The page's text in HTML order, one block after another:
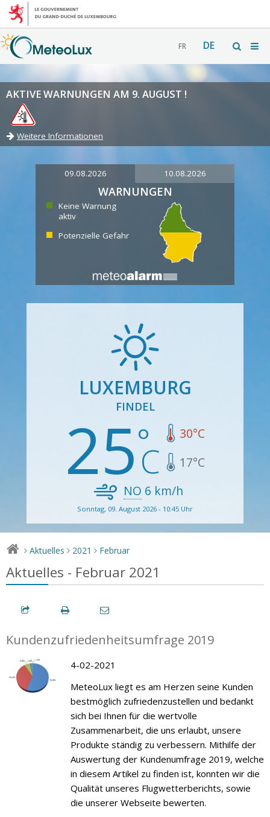
FR DE
AKTIVE WARNUNGEN AM 9. AUGUST !
Weitere Informationen
09.08.2026 10.08.2026
WARNUNGEN
Keine Warnung
aktiv
Potenzielle Gefahr
LUXEMBURG
FINDEL
25 30°C
17°C
NO 6 km/h
Sonntag, 09. August 2026 - 10:45 Uhr
> Aktuelles > 2021 > Februar
Aktuelles - Februar 2021
Kundenzufriedenheitsumfrage 2019
4-02-2021
MeteoLux liegt es am Herzen seine Kunden
bestmöglich zufriedenzustellen und bedankt
sich bei Ihnen für die wertvolle
Zusammenarbeit, die uns erlaubt, unsere
Produkte ständig zu verbessern. Mithilfe der
Auswertung der Kundenumfrage 2019, welche
in diesem Artikel zu finden ist, konnten wir die
Qualität unseres Flugwetterberichts, sowie
die unserer Webseite bewerten.